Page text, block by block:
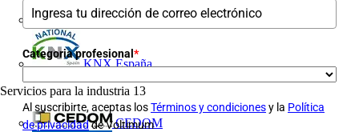
FENITEL
KNX España
Servicios para la industria 13
CEDOM
Categoria profesional *
Al suscribirte, aceptas losTérminos y condicionesy la Política
de privacidadde Voltimum